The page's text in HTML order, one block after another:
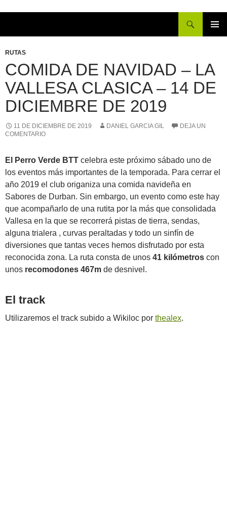
CONTENIDO
RUTAS
COMIDA DE NAVIDAD – LA
VALLESA CLASICA – 14 DE
DICIEMBRE DE 2019
11 DE DICIEMBRE DE 2019 DANIEL GARCIA GIL
DEJA UN
COMENTARIO
El Perro Verde BTT celebra este próximo sábado uno de
los eventos más importantes de la temporada. Para cerrar el
año 2019 el club origaniza una comida navideña en
Sabores de Durban. Sin embargo, un evento como este hay
que acompañarlo de una rutita por la más que consolidada
Vallesa en la que se recorrerá pistas de tierra, sendas,
alguna trialera , curvas peraltadas y todo un sinfín de
diversiones que tantas veces hemos disfrutado por esta
reconocida zona. La ruta consta de unos 41 kilómetros con
unos recomodones 467m de desnivel.
El track
Utilizaremos el track subido a Wikiloc por thealex.